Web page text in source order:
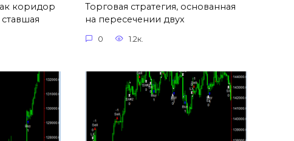
коридор
Торговая стратегия, основанная
на пересечении двух
0 1.2к.